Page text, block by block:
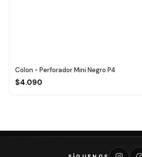
Colon - Perforador Mini Negro P4
$4.090